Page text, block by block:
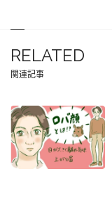
RELATED
関連記事